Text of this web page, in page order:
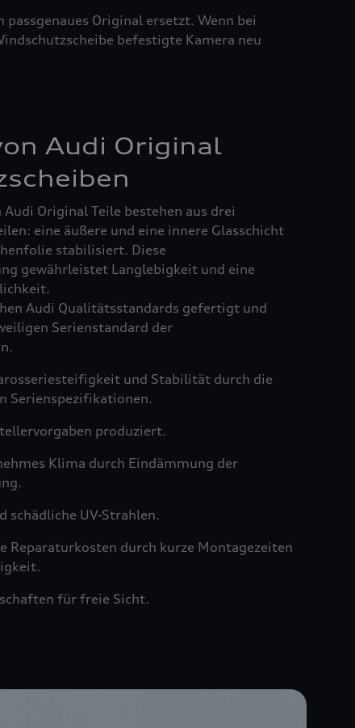
Original ersetzt. Wenn bei
befestigte Kamera neu
Audi Original
Original Teile bestehen aus drei
eine äußere und eine innere Glasschicht
stabilisiert. Diese
gewährleistet Langlebigkeit und eine
Audi Qualitätsstandards gefertigt und
Serienstandard der
und Stabilität durch die
Serienspezifikationen.
produziert.
Klima durch Eindämmung der
schädliche UV-Strahlen.
Reparaturkosten durch kurze Montagezeiten
für freie Sicht.